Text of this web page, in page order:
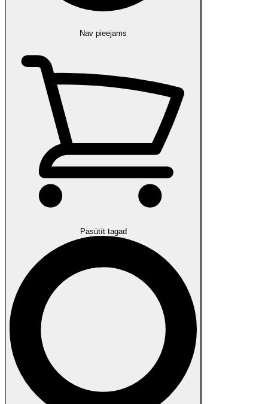
Nav pieejams
Pasūtīt tagad